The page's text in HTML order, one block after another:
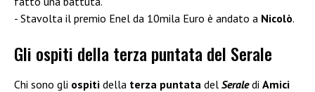
Stavolta il premio Enel da 10mila Euro è andato a Nicolò.
Gli ospiti della terza puntata del Serale
Chi sono gli ospiti della terza puntata del Seraledi Amici